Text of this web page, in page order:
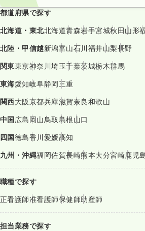
都道府県で探す
北海道・東北北海道青森岩手宮城秋田山形
北陸・甲信越新潟富山石川福井山梨長野
関東東京神奈川埼玉千葉茨城栃木群馬
東海愛知岐阜静岡三重
関西大阪京都兵庫滋賀奈良和歌山
中国広島岡山鳥取島根山口
四国徳島香川愛媛高知
九州・沖縄福岡佐賀長崎熊本大分宮崎鹿児
職種で探す
正看護師准看護師保健師助産師
担当業務で探す